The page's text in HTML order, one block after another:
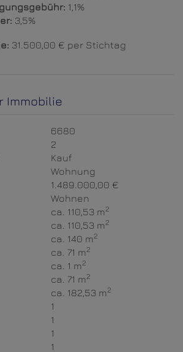
1,1%
3,5%
31.500,00 € per Stichtag
Immobilie
6680
2
Kauf
Wohnung
1.489.000,00 €
Wohnen
ca. 110,53 m2
ca. 110,53 m2
ca. 140 m2
ca. 71 m2
ca. 1 m2
ca. 71 m2
ca. 182,53 m2
1
1
1
1